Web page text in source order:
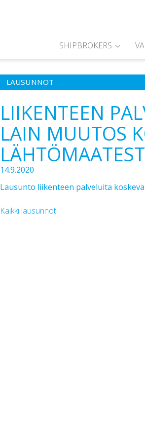
SHIPBROKERS
LAUSUNNOT
LIIKENTEEN
LAIN MUUTOS
14.9.2020
Lausunto liikenteen palveluita
Kaikki lausunnot